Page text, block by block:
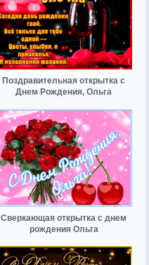
Поздравительная открытка с
Днем Рождения, Ольга
Сверкающая открытка с днем
рождения Ольга